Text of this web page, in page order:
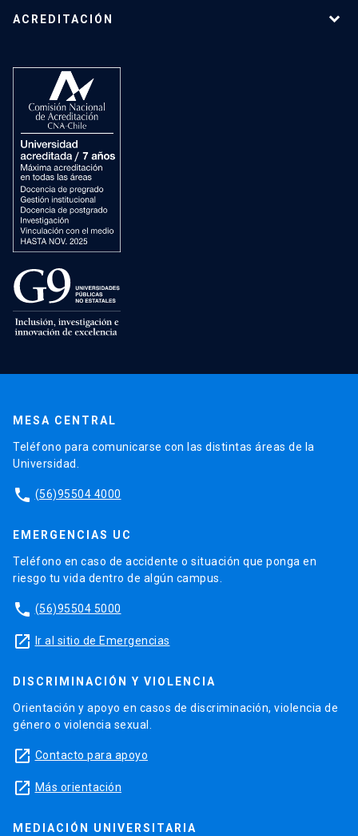
ACREDITACIÓN
MESA CENTRAL
Teléfono para comunicarse con las distintas áreas de la
Universidad.
phone (56)95504 4000
EMERGENCIAS UC
Teléfono en caso de accidente o situación que ponga en
riesgo tu vida dentro de algún campus.
phone (56)95504 5000
launch Ir al sitio de Emergencias
DISCRIMINACIÓN Y VIOLENCIA
Orientación y apoyo en casos de discriminación, violencia de
género o violencia sexual.
launch Contacto para apoyo
launch Más orientación
MEDIACIÓN UNIVERSITARIA